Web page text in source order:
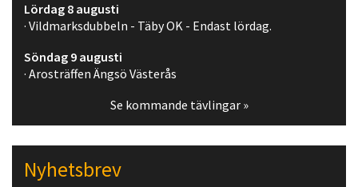
Lördag 8 augusti
· Vildmarksdubbeln - Täby OK - Endast lördag.
Söndag 9 augusti
· Arosträffen Ängsö Västerås
Se kommande tävlingar »
Nyhetsbrev